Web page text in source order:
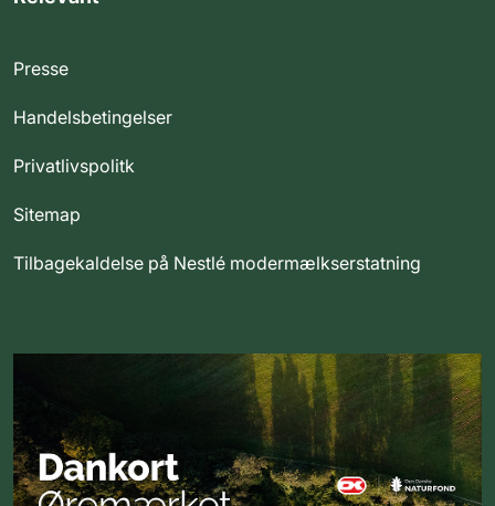
Presse
Handelsbetingelser
Privatlivspolitk
Sitemap
Tilbagekaldelse på Nestlé modermælkserstatning